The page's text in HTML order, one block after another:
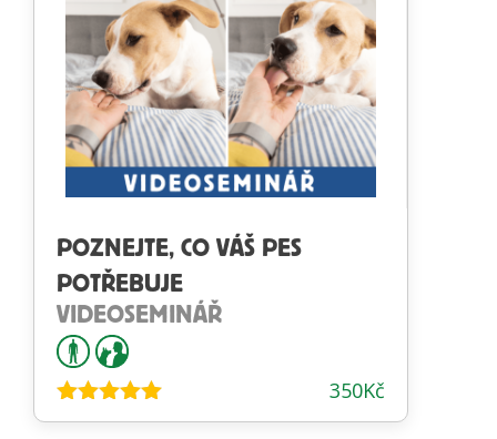
POZNEJTE, CO VÁŠ PES
POTŘEBUJE
VIDEOSEMINÁŘ
Hodnocení
350Kč